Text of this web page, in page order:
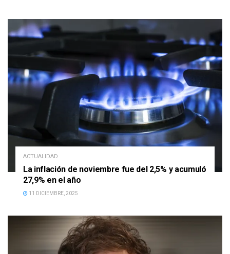
ACTUALIDAD
La inflación de noviembre fue del 2,5% y acumuló
27,9% en el año
11 DICIEMBRE, 2025